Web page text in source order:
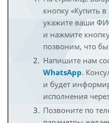
кнопку «Купить
укажите ваши
и нажмите
позвоним, что
Напишите нам
WhatsApp.
и будет
исполнения
Позвоните по